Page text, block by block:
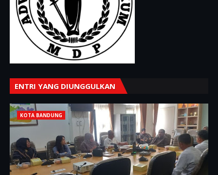
ENTRI YANG DIUNGGULKAN
KOTA BANDUNG